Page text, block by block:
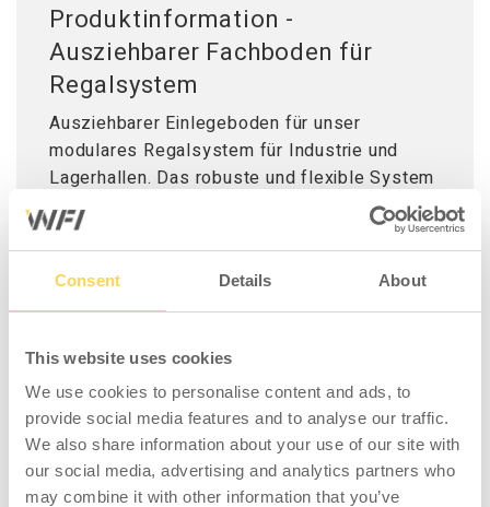
Consent Details About
This website uses cookies
We use cookies to personalise content and ads, to
provide social media features and to analyse our traffic.
We also share information about your use of our site with
our social media, advertising and analytics partners who
may combine it with other information that you’ve
Produktinformation -
Ausziehbarer Fachboden für
Regalsystem
Ausziehbarer Einlegeboden für unser
modulares Regalsystem für Industrie und
Lagerhallen. Das robuste und flexible System
lässt sich mit einer Vielzahl an Zubehör,
verschiedenen Regalböden und zusätzlichen
Elementen individuell anpassen. Der
Regalboden ist ausziehbar und hat eine
Tragfähigkeit von 50 kg (verteilte Last).
KOMPATIBEL MIT